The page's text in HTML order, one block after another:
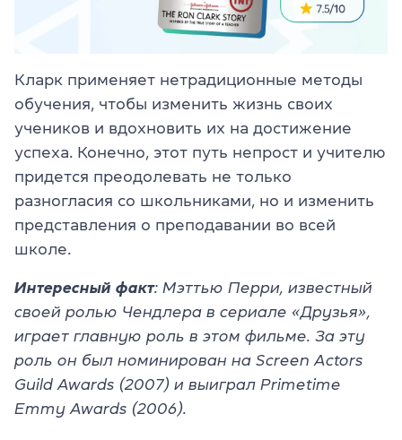
Кларк применяет нетрадиционные методы
обучения, чтобы изменить жизнь своих
учеников и вдохновить их на достижение
успеха. Конечно, этот путь непрост и учителю
придется преодолевать не только
разногласия со школьниками, но и изменить
представления о преподавании во всей
школе.
Интересный факт: Мэттью Перри, известный
своей ролью Чендлера в сериале «Друзья»,
играет главную роль в этом фильме. За эту
роль он был номинирован на Screen Actors
Guild Awards (2007) и выиграл Primetime
Emmy Awards (2006).